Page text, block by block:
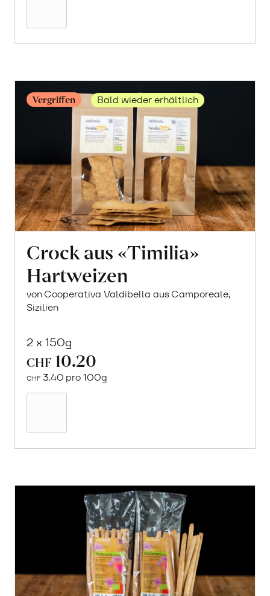
Vergriffen Bald wieder erhältlich
Crock aus «Timilia»
Hartweizen
von Cooperativa Valdibella aus Camporeale,
Sizilien
2 x 150g
CHF 10.20
CHF 3.40 pro 100g
Hartweizen